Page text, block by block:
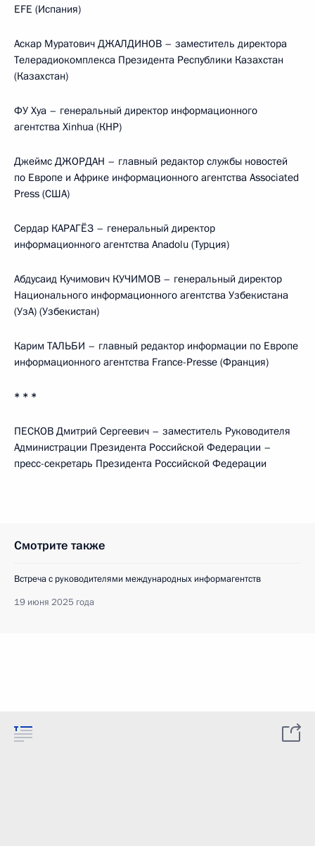
EFE (Испания)
Аскар Муратович ДЖАЛДИНОВ – заместитель директора
Телерадиокомплекса Президента Республики Казахстан
(Казахстан)
ФУ Хуа – генеральный директор информационного
агентства Xinhua (КНР)
Джеймс ДЖОРДАН – главный редактор службы новостей
по Европе и Африке информационного агентства Associated
Press (США)
Сердар КАРАГЁЗ – генеральный директор
информационного агентства Anadolu (Турция)
Абдусаид Кучимович КУЧИМОВ – генеральный директор
Национального информационного агентства Узбекистана
(УзА) (Узбекистан)
Карим ТАЛЬБИ – главный редактор информации по Европе
информационного агентства France-Presse (Франция)
* * *
ПЕСКОВ Дмитрий Сергеевич – заместитель Руководителя
Администрации Президента Российской Федерации –
пресс-секретарь Президента Российской Федерации
Смотрите также
Встреча с руководителями международных информагентств
19 июня 2025 года